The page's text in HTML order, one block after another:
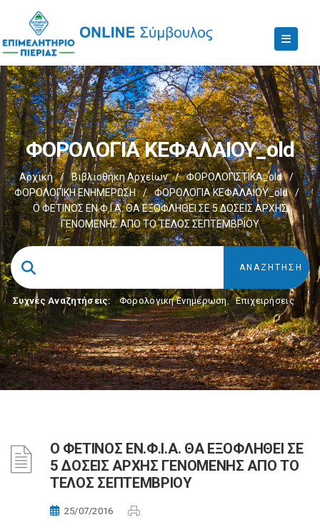
ΦΟΡΟΛΟΓΙΑ ΚΕΦΑΛΑΙΟΥ_old
Αρχική / Βιβλιοθήκη Αρχείων / ΦΟΡΟΛΟΓΙΣΤΙΚΑ_old
/
ΦΟΡΟΛΟΓΙΚΗ ΕΝΗΜΕΡΩΣΗ
/ ΦΟΡΟΛΟΓΙΑ ΚΕΦΑΛΑΙΟΥ_old
/
Ο ΦΕΤΙΝΟΣ ΕΝ.Φ.Ι.Α. ΘΑ ΕΞΟΦΛΗΘΕΙ ΣΕ 5 ΔΟΣΕΙΣ ΑΡΧΗΣ
ΓΕΝΟΜΕΝΗΣ ΑΠΟ ΤΟ ΤΕΛΟΣ ΣΕΠΤΕΜΒΡΙΟΥ
Συχνές Αναζητήσεις: Φορολογικη Ενημέρωση, Επιχειρήσεις
Ο ΦΕΤΙΝΟΣ ΕΝ.Φ.Ι.Α. ΘΑ ΕΞΟΦΛΗΘΕΙ ΣΕ
5 ΔΟΣΕΙΣ ΑΡΧΗΣ ΓΕΝΟΜΕΝΗΣ ΑΠΟ ΤΟ
ΤΕΛΟΣ ΣΕΠΤΕΜΒΡΙΟΥ
25/07/2016